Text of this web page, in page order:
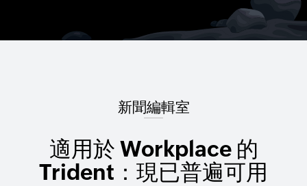
新聞編輯室
適用於 Workplace 的
Trident：現已普遍可用